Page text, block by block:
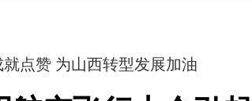
点赞 为山西转型发展加油